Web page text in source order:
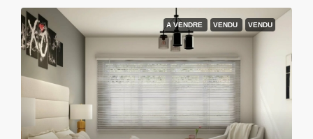
A VENDRE VENDU VENDU